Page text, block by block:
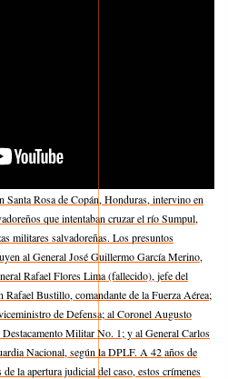
Santa Rosa de Copán, Honduras, intervino en
que intentaban cruzar el río Sumpul,
militares salvadoreñas. Los presuntos
al General José Guillermo García Merino,
Rafael Flores Lima (fallecido), jefe del
Bustillo, comandante de la Fuerza Aérea;
de Defensa; al Coronel Augusto
Militar No. 1; y al General Carlos
Nacional, según la DPLF. A 42 años de
la apertura judicial del caso, estos crímenes